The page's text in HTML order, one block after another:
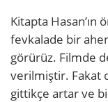
Kitapta Hasan’ın
fevkalade bir
görürüz. Filmde
verilmiştir. Fakat
gittikçe artar ve